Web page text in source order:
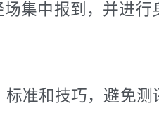
场集中报到，并进
准和技巧，避免